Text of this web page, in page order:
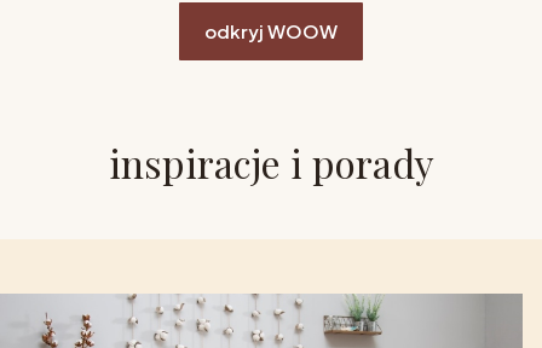
odkryj WOOW
inspiracje i porady